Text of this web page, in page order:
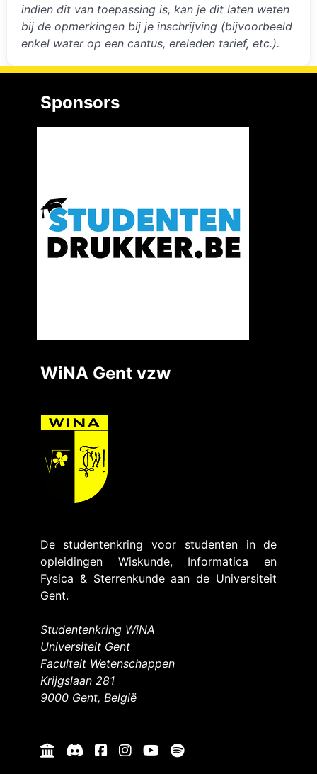
indien dit van toepassing is, kan je dit laten weten
bij de opmerkingen bij je inschrijving (bijvoorbeeld
enkel water op een cantus, ereleden tarief, etc.).
Sponsors
WiNA Gent vzw
De studentenkring voor studenten in de
opleidingen Wiskunde, Informatica en
Fysica & Sterrenkunde aan de Universiteit
Gent.
Studentenkring WiNA
Universiteit Gent
Faculteit Wetenschappen
Krijgslaan 281
9000 Gent, België